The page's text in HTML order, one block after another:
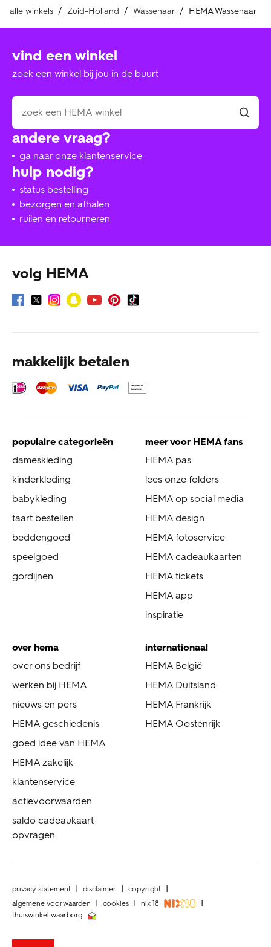
alle winkels Zuid-Holland Wassenaar HEMA Wassenaar
hulp nodig?
status bestelling
bezorgen en afhalen
ruilen en retourneren
andere vraag?
ga naar onze klantenservice
vind een winkel
zoek een winkel bij jou in de buurt
volg HEMA
makkelijk betalen
populaire categorieën
dameskleding
kinderkleding
babykleding
taart bestellen
beddengoed
speelgoed
gordijnen
meer voor HEMA fans
HEMA pas
lees onze folders
HEMA op social media
HEMA design
HEMA fotoservice
HEMA cadeaukaarten
HEMA tickets
HEMA app
inspiratie
over hema
over ons bedrijf
werken bij HEMA
nieuws en pers
HEMA geschiedenis
goed idee van HEMA
HEMA zakelijk
klantenservice
actievoorwaarden
saldo cadeaukaart
opvragen
internationaal
HEMA België
HEMA Duitsland
HEMA Frankrijk
HEMA Oostenrijk
privacy statement disclaimer
copyright
algemene voorwaarden
cookies
nix 18
thuiswinkel waarborg